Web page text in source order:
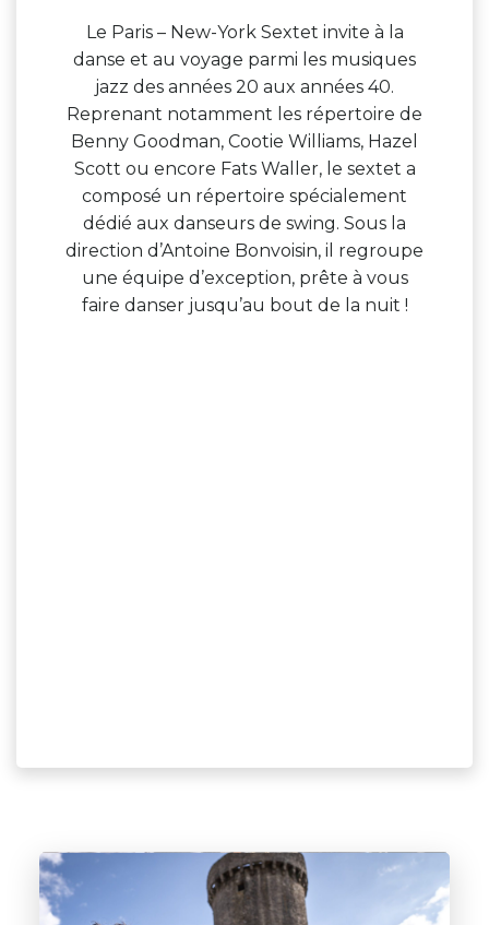
Le Paris – New-York Sextet invite à la
danse et au voyage parmi les musiques
jazz des années 20 aux années 40.
Reprenant notamment les répertoire de
Benny Goodman, Cootie Williams, Hazel
Scott ou encore Fats Waller, le sextet a
composé un répertoire spécialement
dédié aux danseurs de swing. Sous la
direction d’Antoine Bonvoisin, il regroupe
une équipe d’exception, prête à vous
faire danser jusqu’au bout de la nuit !